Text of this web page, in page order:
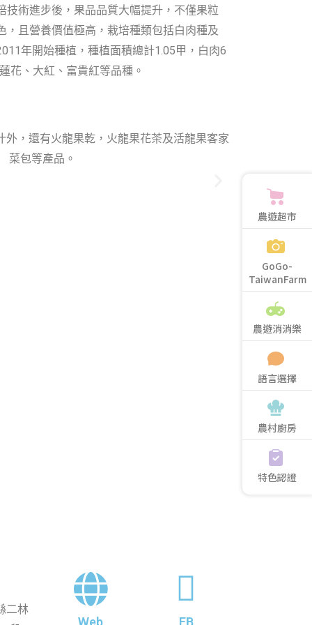
技術進步後，果品品質大幅提升，不僅果粒
，且營養價值極高，栽培種類包括白肉種及
年開始種植，種植面積總計1.05甲，白肉6
花、大紅、富貴紅等品種。
二林
Web FB
農遊超市
GoGo-
TaiwanFarm
農遊消消樂
語言選擇
農村廚房
特色認證